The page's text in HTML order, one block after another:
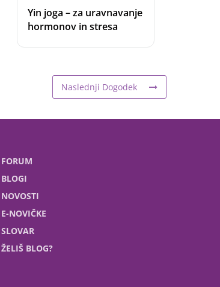
Yin joga – za uravnavanje
hormonov in stresa
Naslednji Dogodek
FORUM
BLOGI
NOVOSTI
E-NOVIČKE
SLOVAR
ŽELIŠ BLOG?